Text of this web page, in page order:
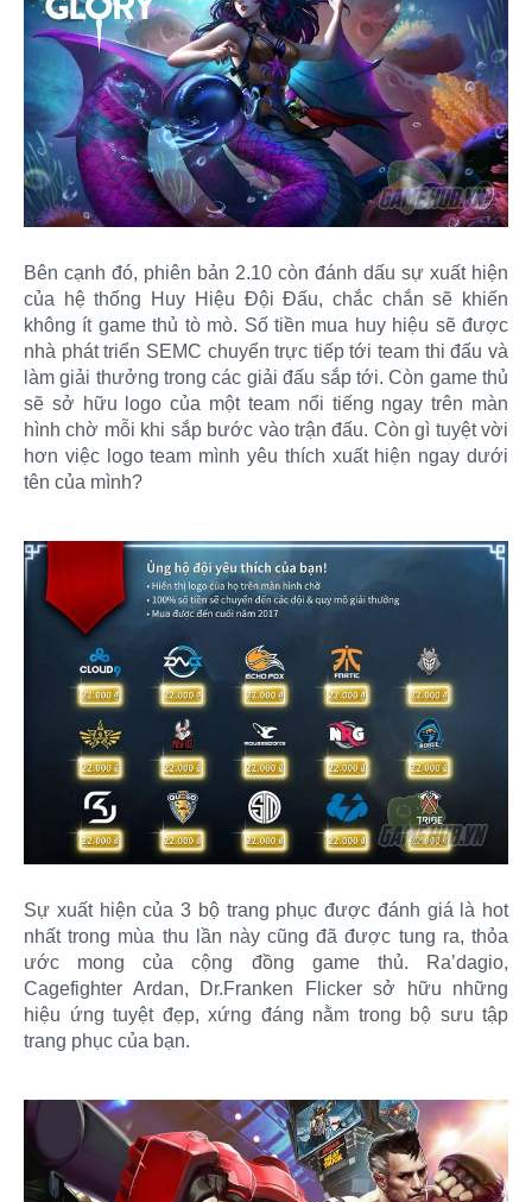
Bên cạnh đó, phiên bản 2.10 còn đánh dấu sự xuất hiện
của hệ thống Huy Hiệu Đội Đấu, chắc chắn sẽ khiến
không ít game thủ tò mò. Số tiền mua huy hiệu sẽ được
nhà phát triển SEMC chuyển trực tiếp tới team thi đấu và
làm giải thưởng trong các giải đấu sắp tới. Còn game thủ
sẽ sở hữu logo của một team nổi tiếng ngay trên màn
hình chờ mỗi khi sắp bước vào trận đấu. Còn gì tuyệt vời
hơn việc logo team mình yêu thích xuất hiện ngay dưới
tên của mình?
Sự xuất hiện của 3 bộ trang phục được đánh giá là hot
nhất trong mùa thu lần này cũng đã được tung ra, thỏa
ước mong của cộng đồng game thủ. Ra’dagio,
Cagefighter Ardan, Dr.Franken Flicker sở hữu những
hiệu ứng tuyệt đẹp, xứng đáng nằm trong bộ sưu tập
trang phục của bạn.